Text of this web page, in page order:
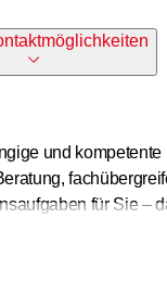
und
für Sie –